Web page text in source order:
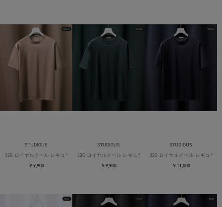
STUDIOUS
32G ロイヤルクール レギュラーTシャツ
￥9,900
STUDIOUS
32G ロイヤルクール レギュラーTシャツ
￥9,900
STUDIOUS
32G ロイヤルクール レギュラー
￥11,000